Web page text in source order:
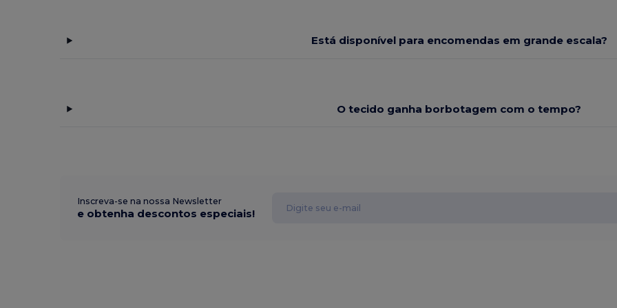
Está disponível para encomendas em grande escala?
O tecido ganha borbotagem com o tempo?
Inscreva-se na nossa Newsletter
e obtenha descontos especiais!